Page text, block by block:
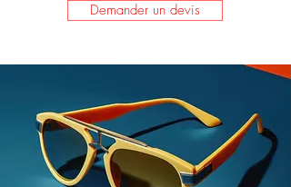
Demander un devis